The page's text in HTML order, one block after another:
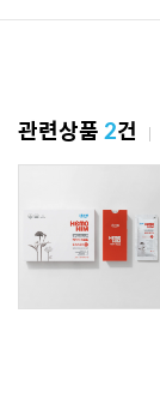
관련상품2건